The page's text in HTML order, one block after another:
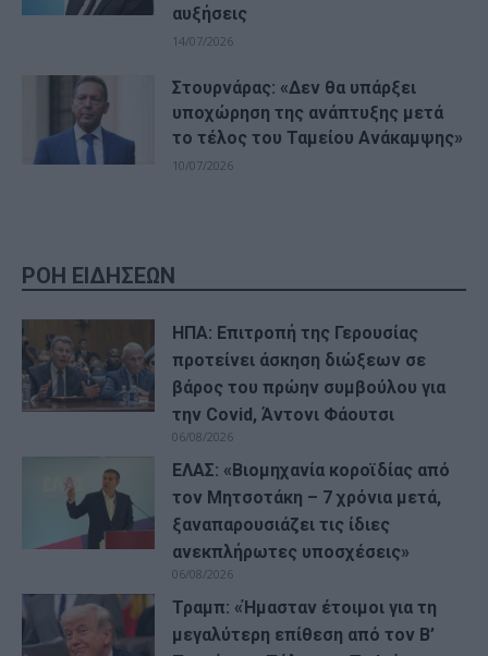
αυξήσεις
14/07/2026
Στουρνάρας: «Δεν θα υπάρξει
υποχώρηση της ανάπτυξης μετά
το τέλος του Ταμείου Ανάκαμψης»
10/07/2026
ΡΟΗ ΕΙΔΗΣΕΩΝ
ΗΠΑ: Επιτροπή της Γερουσίας
προτείνει άσκηση διώξεων σε
βάρος του πρώην συμβούλου για
την Covid, Άντονι Φάουτσι
06/08/2026
ΕΛΑΣ: «Βιομηχανία κοροϊδίας από
τον Μητσοτάκη – 7 χρόνια μετά,
ξαναπαρουσιάζει τις ίδιες
ανεκπλήρωτες υποσχέσεις»
06/08/2026
Τραμπ: «Ήμασταν έτοιμοι για τη
μεγαλύτερη επίθεση από τον Β’